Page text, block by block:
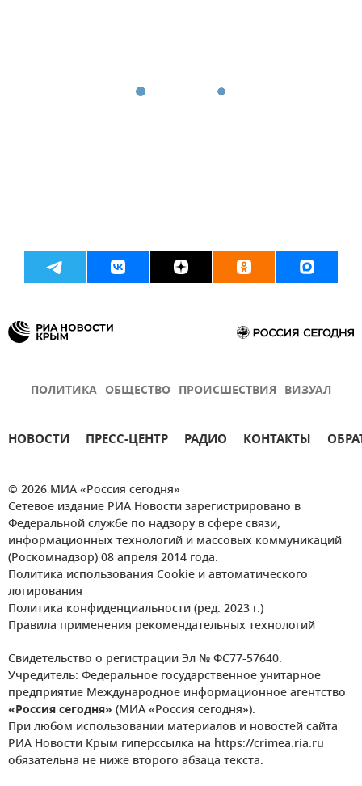
ПОЛИТИКА ОБЩЕСТВО ПРОИСШЕСТВИЯ ВИЗУАЛ
НОВОСТИ ПРЕСС-ЦЕНТР РАДИО КОНТАКТЫ
© 2026 МИА «Россия сегодня»
Сетевое издание РИА Новости зарегистрировано в
Федеральной службе по надзору в сфере связи,
информационных технологий и массовых коммуникаций
(Роскомнадзор) 08 апреля 2014 года.
Политика использования Cookie и автоматического
логирования
Политика конфиденциальности (ред. 2023 г.)
Правила применения рекомендательных технологий
Свидетельство о регистрации Эл № ФС77-57640.
Учредитель: Федеральное государственное унитарное
предприятие Международное информационное агентство
«Россия сегодня» (МИА «Россия сегодня»).
При любом использовании материалов и новостей сайта
РИА Новости Крым гиперссылка на https://crimea.ria.ru
обязательна не ниже второго абзаца текста.